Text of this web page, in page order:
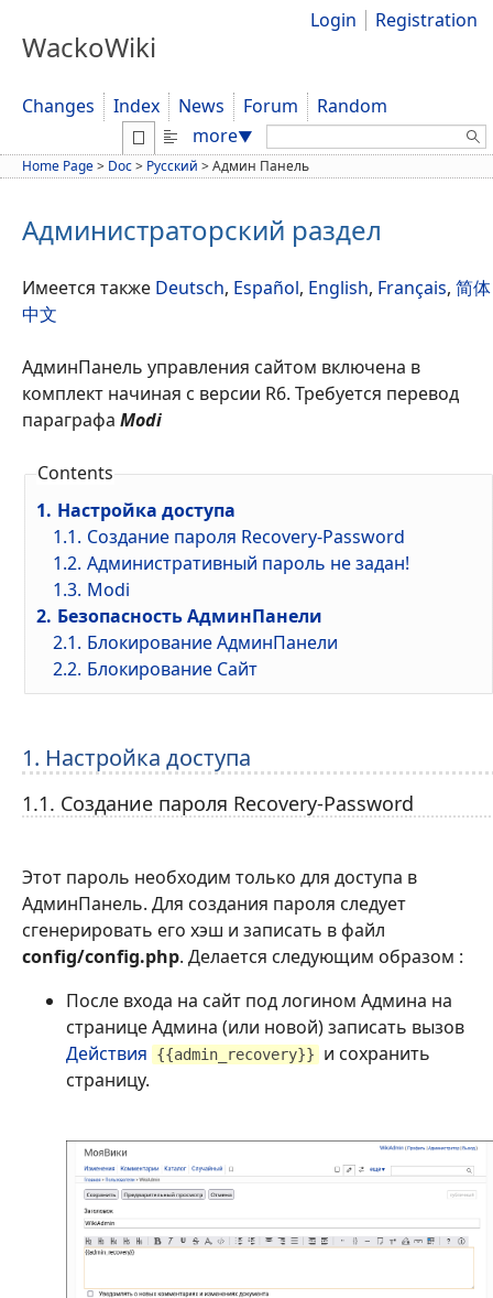
WackoWiki
Login Registration
Changes Index News Forum
Random
more▼ Search:
Home Page> Doc> Русский >Админ Панель
Администраторский раздел
Имеется также Deutsch, Español, English, Français, 简体
中文
АдминПанель управления сайтом включена в
комплект начиная с версии R6. Требуется перевод
параграфа Modi
Contents
1. Настройка доступа
1.1. Создание пароля Recovery-Password
1.2. Административный пароль не задан!
1.3. Modi
2. Безопасность АдминПанели
2.1. Блокирование АдминПанели
2.2. Блокирование Сайт
1. Настройка доступа
1.1. Создание пароля Recovery-Password
Этот пароль необходим только для доступа в
АдминПанель. Для создания пароля следует
сгенерировать его хэш и записать в файл
config/config.php. Делается следующим образом :
После входа на сайт под логином Админа на
странице Админа (или новой) записать вызов
Действия
{{admin_recovery}}
и сохранить
страницу.